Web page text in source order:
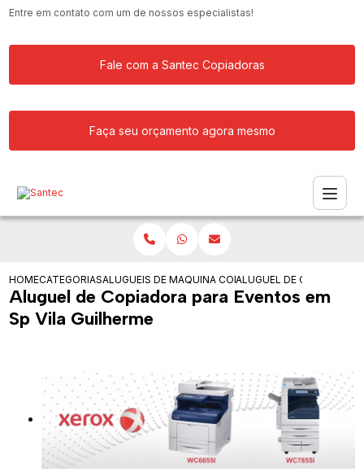
Entre em contato com um de nossos especialistas!
Fale com a Santec Copiadoras
Faça seu orçamento agora mesmo
HOMECATEGORIASALUGUEIS DE COPIADORASMAQUINA COPIADORA COLORIDA PARA
ALUGUEL DE COPIADORA
Aluguel de Copiadora para Eventos em
Sp Vila Guilherme